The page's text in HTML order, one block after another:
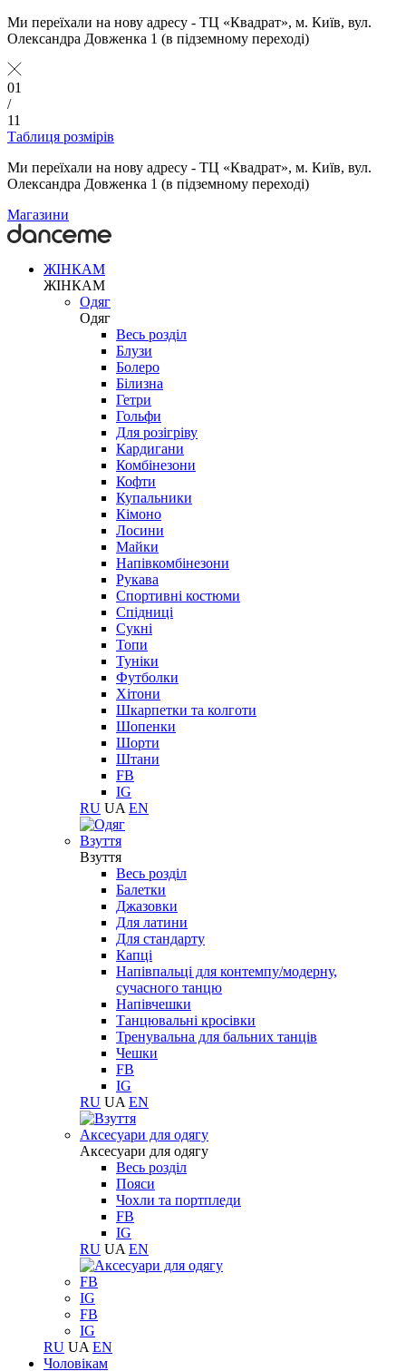
Ми переїхали на нову адресу - ТЦ «Квадрат», м. Київ, вул.
Олександра Довженка 1 (в підземному переході)
01
/
11
Таблиця розмірів
Ми переїхали на нову адресу - ТЦ «Квадрат», м. Київ, вул.
Олександра Довженка 1 (в підземному переході)
Магазини
ЖІНКАМ
ЖІНКАМ
Одяг
Одяг
Весь розділ
Блузи
Болеро
Білизна
Гетри
Гольфи
Для розігріву
Кардигани
Комбінезони
Кофти
Купальники
Кімоно
Лосини
Майки
Напівкомбінезони
Рукава
Спортивні костюми
Спідниці
Сукні
Топи
Туніки
Футболки
Хітони
Шкарпетки та колготи
Шопенки
Шорти
Штани
FB
IG
RU UA EN
Взуття
Взуття
Весь розділ
Балетки
Джазовки
Для латини
Для стандарту
Капці
Напівпальці для контемпу/модерну,
сучасного танцю
Напівчешки
Танцювальні кросівки
Тренувальна для бальних танців
Чешки
FB
IG
RU UA EN
Aксесуари для одягу
Aксесуари для одягу
Весь розділ
Пояси
Чохли та портпледи
FB
IG
RU UA EN
FB
IG
FB
IG
RU UA EN
Чоловікам